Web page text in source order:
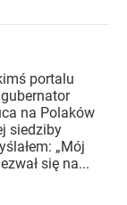
portalu
na Polaków
siedziby
„Mój
się na...